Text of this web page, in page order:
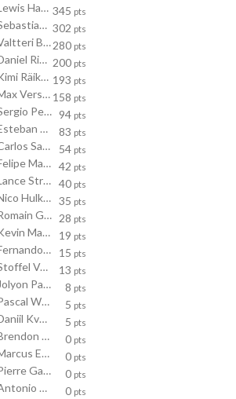
Lewis Hamilton 345 pts
Sebastian Vettel 302 pts
Valtteri Bottas280 pts
Daniel Ricciardo 200 pts
Kimi Räikkönen 193 pts
Max Verstappen 158 pts
Sergio Perez 94 pts
Esteban Ocon 83 pts
Carlos Sainz 54 pts
Felipe Massa 42 pts
Lance Stroll 40 pts
Nico Hulkenberg 35 pts
Romain Grosjean 28 pts
Kevin Magnussen 19 pts
Fernando Alonso 15 pts
Stoffel Vandoorne 13 pts
Jolyon Palmer 8 pts
Pascal Wehrlein 5 pts
Daniil Kvyat 5 pts
Brendon Hartley 0 pts
Marcus Ericsson 0 pts
Pierre Gasly 0 pts
Antonio Giovinazzi 0 pts